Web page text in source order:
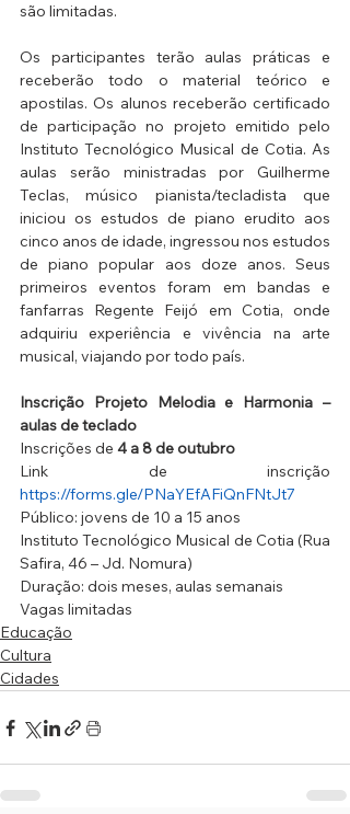
são limitadas.
Os participantes terão aulas práticas e
receberão todo o material teórico e
apostilas. Os alunos receberão certificado
de participação no projeto emitido pelo
Instituto Tecnológico Musical de Cotia. As
aulas serão ministradas por Guilherme
Teclas, músico pianista/tecladista que
iniciou os estudos de piano erudito aos
cinco anos de idade, ingressou nos estudos
de piano popular aos doze anos. Seus
primeiros eventos foram em bandas e
fanfarras Regente Feijó em Cotia, onde
adquiriu experiência e vivência na arte
musical, viajando por todo país.
Inscrição Projeto Melodia e Harmonia –
aulas de teclado
Inscrições de 4 a 8 de outubro
https://forms.gle/PNaYEfAFiQnFNtJt7
Público: jovens de 10 a 15 anos
Instituto Tecnológico Musical de Cotia (Rua
Safira, 46 – Jd. Nomura)
Duração: dois meses, aulas semanais
Vagas limitadas
Educação
Cultura
Cidades